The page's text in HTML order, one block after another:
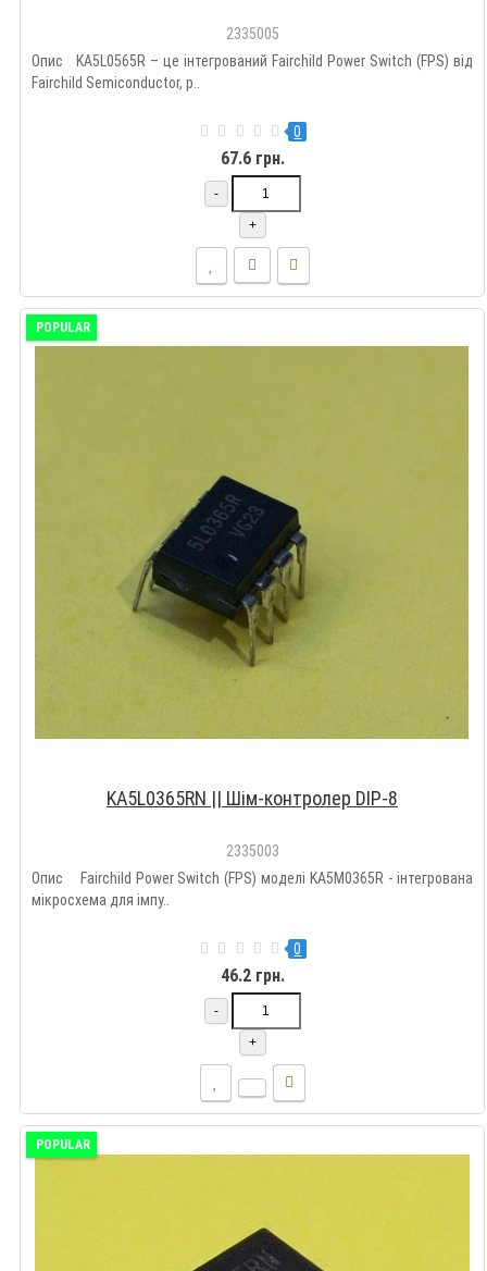
2335005
Опис KA5L0565R – це інтегрований Fairchild Power Switch (FPS) від
Fairchild Semiconductor, р..
0
67.6 грн.
-
+
POPULAR
KA5L0365RN || Шім-контролер DIP-8
2335003
Опис Fairchild Power Switch (FPS) моделі KA5M0365R - інтегрована
мікросхема для імпу..
0
46.2 грн.
-
+
POPULAR